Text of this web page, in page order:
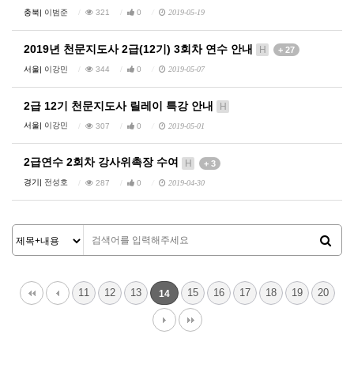
충북| 이범준 321 0 2019-05-19
2019년 천문지도사 2급(12기) 3회차 연수 안내 H + 27
서울| 이강민 344 0 2019-05-07
2급 12기 천문지도사 릴레이 특강 안내 H
서울| 이강민 307 0 2019-05-01
2급연수 2회차 강사위촉장 수여 H + 3
경기| 전성호 287 0 2019-04-30
11 12 13 14 15 16 17 18 19 20